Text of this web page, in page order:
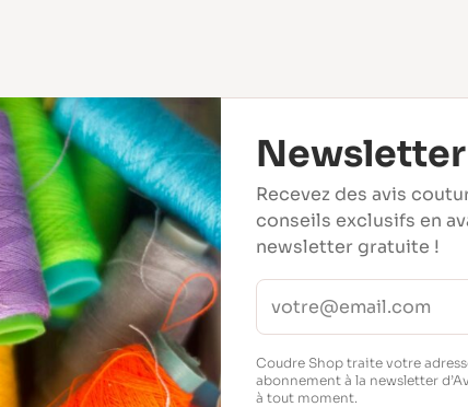
Newsletter
Recevez des avis
conseils exclusifs en
newsletter gratuite !
Coudre Shop traite votre
abonnement à la newsletter
à tout moment.